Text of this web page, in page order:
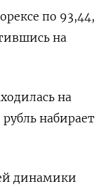
по 93,44,
на
на
набирает
динамики